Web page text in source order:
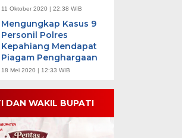
11 Oktober 2020 | 22:38 WIB
Mengungkap Kasus 9
Personil Polres
Kepahiang Mendapat
Piagam Penghargaan
18 Mei 2020 | 12:33 WIB
DAN WAKIL BUPATI